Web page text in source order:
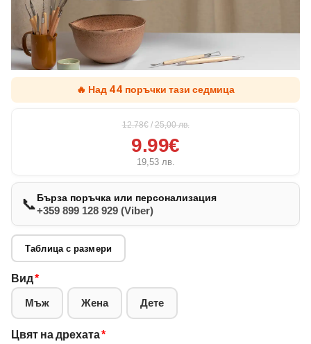
🔥 Над 44 поръчки тази седмица
12.78€ / 25,00лв.
9.99€
19,53 лв.
📞Бърза поръчка или персонализация
+359 899 128 929 (Viber)
Таблица с размери
Вид*
Мъж Жена Дете
Цвят на дрехата*